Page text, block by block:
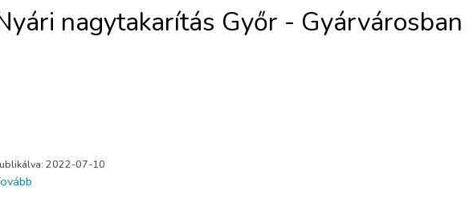
nagytakarítás Győr - Gyárvárosban
2022-07-10